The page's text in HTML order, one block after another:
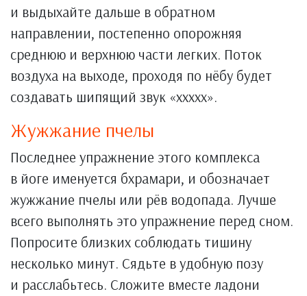
и выдыхайте дальше в обратном
направлении, постепенно опорожняя
среднюю и верхнюю части легких. Поток
воздуха на выходе, проходя по нёбу будет
создавать шипящий звук «ххххх».
Жужжание пчелы
Последнее упражнение этого комплекса
в йоге именуется бхрамари, и обозначает
жужжание пчелы или рёв водопада. Лучше
всего выполнять это упражнение перед сном.
Попросите близких соблюдать тишину
несколько минут. Сядьте в удобную позу
и расслабьтесь. Сложите вместе ладони